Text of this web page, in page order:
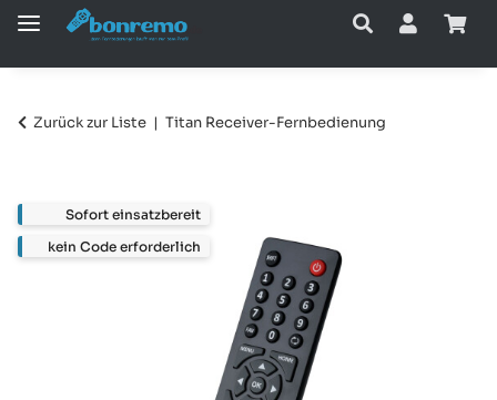
Zurück zur Liste Titan Receiver-Fernbedienung